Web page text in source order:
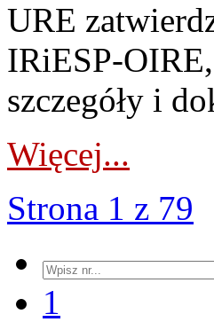
URE
szczegóły i
Więcej...
Strona 1 z 79
1